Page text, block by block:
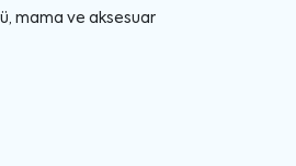
mama ve aksesuar